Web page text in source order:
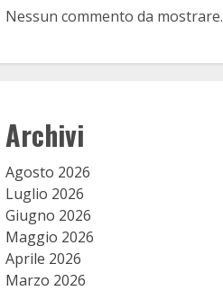
Nessun commento da mostrare.
Archivi
Agosto 2026
Luglio 2026
Giugno 2026
Maggio 2026
Aprile 2026
Marzo 2026